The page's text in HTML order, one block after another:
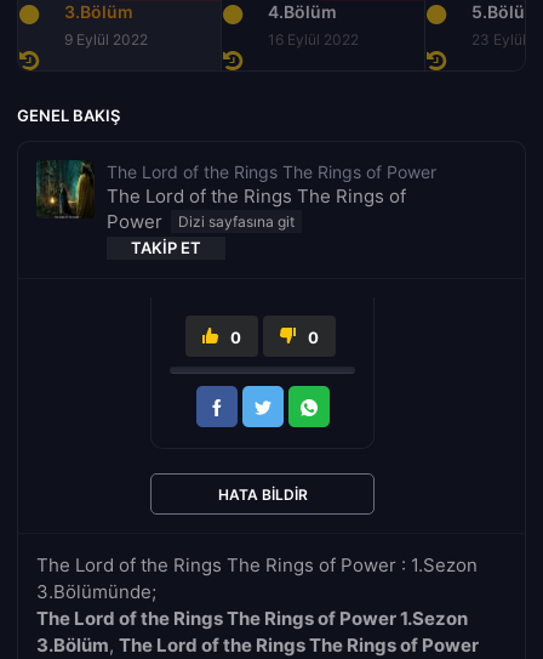
3.Bölüm
9 Eylül 2022
4.Bölüm
16 Eylül 2022
5.Bölüm
23 Eylül
GENEL BAKIŞ
The Lord of the Rings The Rings of Power
The Lord of the Rings The Rings of
Power
TAKIP ET
The Lord of the Rings The Rings of Power : 1.Sezon
3.Bölümünde;
The Lord of the Rings The Rings of Power 1.Sezon
3.Bölüm, The Lord of the Rings The Rings of Power
0 0
HATA BILDIR